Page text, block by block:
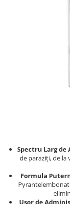
Afecțiuni
Afecțiuni renale și
Hrană umedă
Hrană uscată
Recompense și
Igienă
Igienă orală
Afecțiuni
Afecțiuni
Hrană umedă
Hrană uscată
Igienă
Așternut Tofu /
Igienă orală
Spectru Larg de
de paraziți, de la
Formula
Ușor de